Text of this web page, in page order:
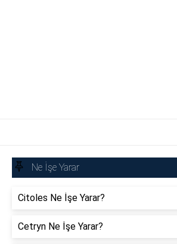
Ne İşe Yarar
Citoles Ne İşe Yarar?
Cetryn Ne İşe Yarar?